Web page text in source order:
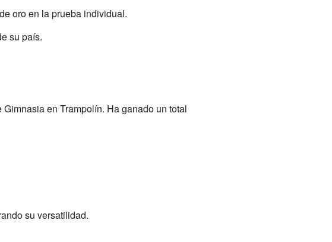
oro en la prueba individual.
su país.
en Trampolín. Ha ganado un total
su versatilidad.